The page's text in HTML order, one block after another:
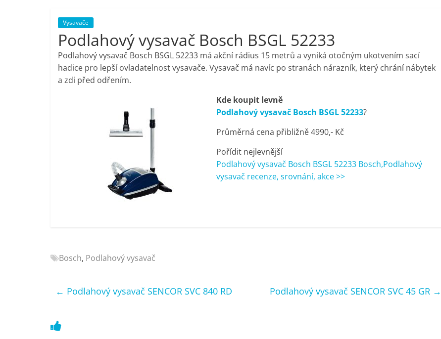
porovnání,
pračky,
televize,
notebooky,
mobilní
telefony,
kávovary,
porovnání
recenze,
notebooky,
Vysavače
Podlahový vysavač Bosch BSGL 52233
Podlahový vysavač Bosch BSGL 52233 má akční rádius 15 metrů a vyniká otočným ukotvením sací
hadice pro lepší ovladatelnost vysavače. Vysavač má navíc po stranách nárazník, který chrání nábytek
a zdi před odřením.
Kde koupit levně
Podlahový vysavač Bosch BSGL 52233?
Průměrná cena přibližně 4990,- Kč
Pořídit nejlevnější
Podlahový vysavač Bosch BSGL 52233 Bosch,Podlahový
vysavač recenze, srovnání, akce >>
Bosch, Podlahový vysavač
← Podlahový vysavač SENCOR SVC 840 RD Podlahový vysavač SENCOR SVC 45 GR →